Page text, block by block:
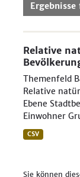
Relative
Themenfeld
Relative
Ebene
Einwohner
CSV
Sie können